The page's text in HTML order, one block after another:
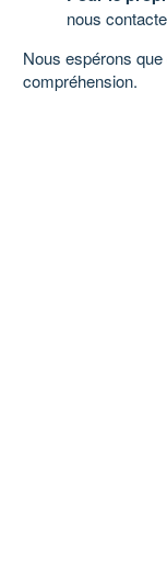
nous
Nous espérons
compréhension.